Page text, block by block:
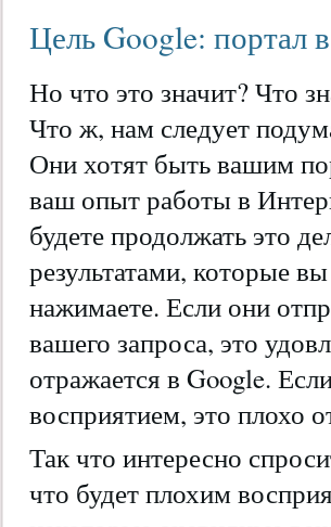
Цель Google: портал
Но что это значит? Что
Что ж, нам следует
Они хотят быть вашим
ваш опыт работы в
будете продолжать это
результатами, которые
нажимаете. Если они
вашего запроса, это
отражается в Google.
восприятием, это плохо
Так что интересно
что будет плохим